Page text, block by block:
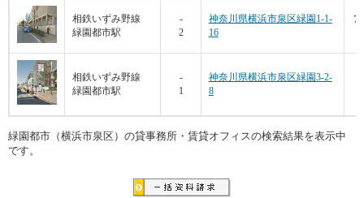
相鉄いずみ野線
緑園都市駅
-
2
神奈川県横浜市泉区緑園1-1-
16
相鉄いずみ野線
緑園都市駅
-
1
神奈川県横浜市泉区緑園3-2-
8
緑園都市（横浜市泉区）の貸事務所・賃貸オフィスの検索結果を表示中
です。